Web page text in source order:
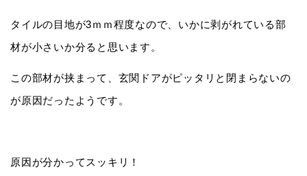
タイルの目地が3ｍｍ程度なので、いかに剥がれている部
材が小さいか分ると思います。
この部材が挟まって、玄関ドアがピッタリと閉まらないの
が原因だったようです。
原因が分かってスッキリ！